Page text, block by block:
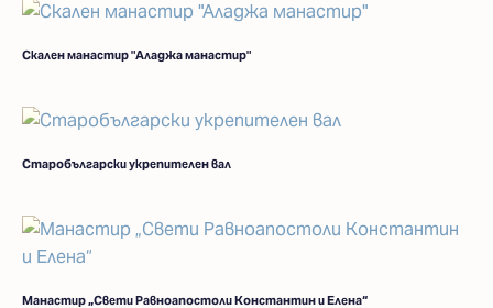
Скален манастир "Аладжа манастир"
Старобългарски укрепителен вал
Манастир „Свети Равноапостоли Константин и Елена“